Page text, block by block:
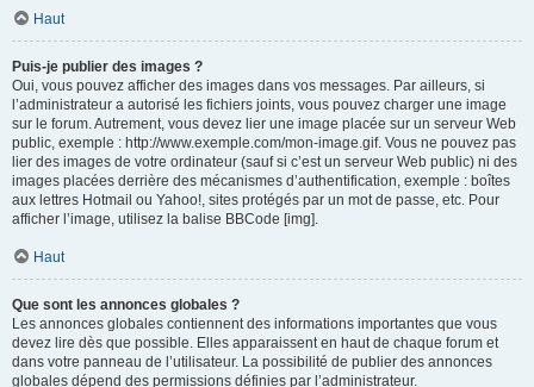
Haut
Puis-je publier des images ?
Oui, vous pouvez afficher des images dans vos messages. Par ailleurs, si
l’administrateur a autorisé les fichiers joints, vous pouvez charger une image
sur le forum. Autrement, vous devez lier une image placée sur un serveur Web
public, exemple : http://www.exemple.com/mon-image.gif. Vous ne pouvez pas
lier des images de votre ordinateur (sauf si c’est un serveur Web public) ni des
images placées derrière des mécanismes d’authentification, exemple : boîtes
aux lettres Hotmail ou Yahoo!, sites protégés par un mot de passe, etc. Pour
afficher l’image, utilisez la balise BBCode [img].
Haut
Que sont les annonces globales ?
Les annonces globales contiennent des informations importantes que vous
devez lire dès que possible. Elles apparaissent en haut de chaque forum et
dans votre panneau de l’utilisateur. La possibilité de publier des annonces
globales dépend des permissions définies par l’administrateur.